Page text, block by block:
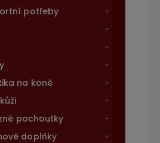
potřeby
na koně
pochoutky
doplňky